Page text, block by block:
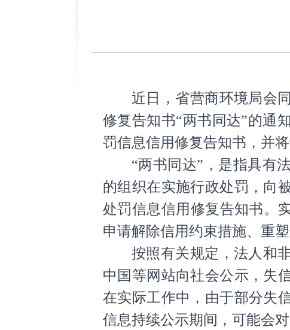
近日，省营商环境局会
修复告知书“两书同达”的通
罚信息信用修复告知书，并
“两书同达”，是指具有
的组织在实施行政处罚，向
处罚信息信用修复告知书。
申请解除信用约束措施、重
按照有关规定，法人和
中国等网站向社会公示，失
在实际工作中，由于部分失
信息持续公示期间，可能会